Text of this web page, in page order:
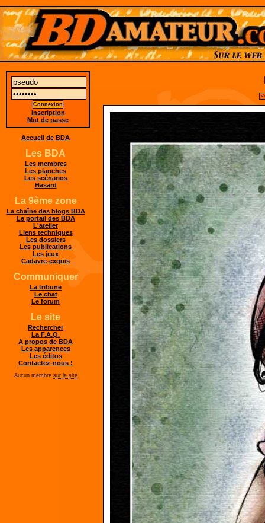
Inscription
Mot de passe
Accueil de BDA
Les BDA
Les membres
Les planches
Les scénarios
Hasard
La 9ème zone
La chaîne des blogs BDA
Le portail des BDA
L'atelier
Liens techniques
Les dossiers
Les publications
Les jeux
Cadavre-exquis
Communiquer
La tribune
Le chat
Le forum
Le site
Rechercher
La F.A.Q.
A propos de BDA
Les apparences
Les éditos
Contactez-nous !
Aucun membre sur le site